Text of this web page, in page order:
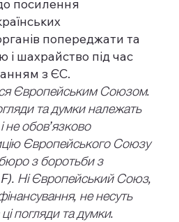
посилення
попереджати та
і шахрайство під час
з ЄС.
Європейським Союзом.
та думки належать
обов’язково
Європейського Союзу
з боротьби з
Ні Європейський Союз,
не несуть
ці погляди та думки.